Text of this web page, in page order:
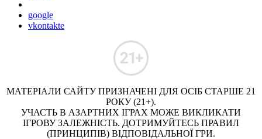
google
vkontakte
МАТЕРІАЛИ САЙТУ ПРИЗНАЧЕНІ ДЛЯ ОСІБ СТАРШЕ 21
РОКУ (21+).
УЧАСТЬ В АЗАРТНИХ ІГРАХ МОЖЕ ВИКЛИКАТИ
ІГРОВУ ЗАЛЕЖНІСТЬ. ДОТРИМУЙТЕСЬ ПРАВИЛ
(ПРИНЦИПІВ) ВІДПОВІДАЛЬНОЇ ГРИ.